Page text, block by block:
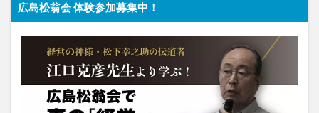
広島松翁会 体験参加募集中！